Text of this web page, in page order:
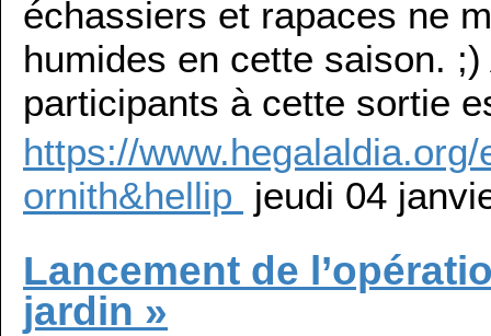
échassiers et rapaces ne
humides en cette saison.
participants à cette sortie
https://
ornith&hellip jeudi 04
Lancement de
jardin »